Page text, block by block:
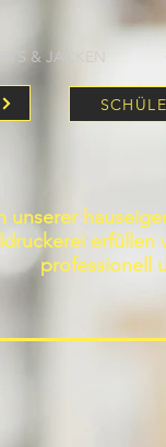
& JACKEN
unserer
erfüllen
professionell